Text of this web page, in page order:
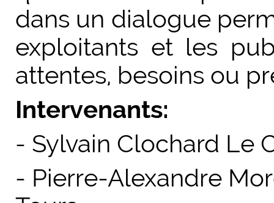
dans un dialogue
exploitants et les
attentes, besoins ou
Intervenants:
- Sylvain Clochard Le
- Pierre-Alexandre